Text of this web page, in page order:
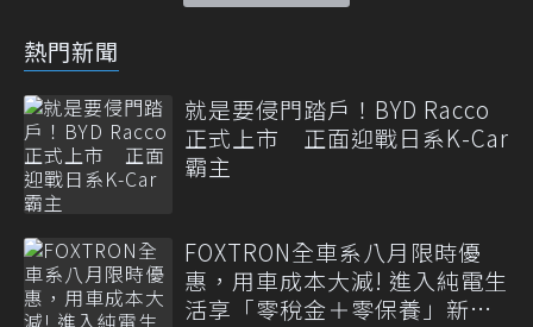
熱門新聞
就是要侵門踏戶！BYD Racco
正式上市 正面迎戰日系K-Car
霸主
FOXTRON全車系八月限時優
惠，用車成本大減! 進入純電生
活享「零稅金＋零保養」新時